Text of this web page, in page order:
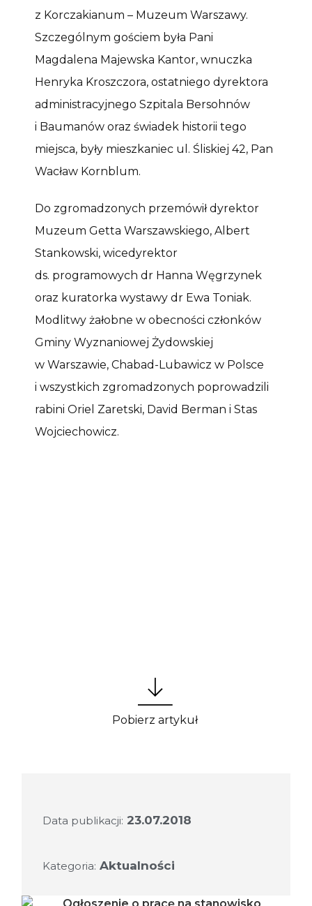
z Korczakianum – Muzeum Warszawy.
Szczególnym gościem była Pani
Magdalena Majewska Kantor, wnuczka
Henryka Kroszczora, ostatniego dyrektora
administracyjnego Szpitala Bersohnów
i Baumanów oraz świadek historii tego
miejsca, były mieszkaniec ul. Śliskiej 42, Pan
Wacław Kornblum.
Do zgromadzonych przemówił dyrektor
Muzeum Getta Warszawskiego, Albert
Stankowski, wicedyrektor
ds. programowych dr Hanna Węgrzynek
oraz kuratorka wystawy dr Ewa Toniak.
Modlitwy żałobne w obecności członków
Gminy Wyznaniowej Żydowskiej
w Warszawie, Chabad-Lubawicz w Polsce
i wszystkich zgromadzonych poprowadzili
rabini Oriel Zaretski, David Berman i Stas
Wojciechowicz.
Pobierz artykuł
Data publikacji: 23.07.2018
Kategoria: Aktualności